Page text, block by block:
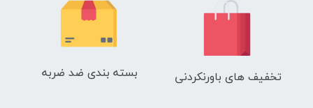
تخفیف های باورنکردنی بسته بندی ضد ضربه